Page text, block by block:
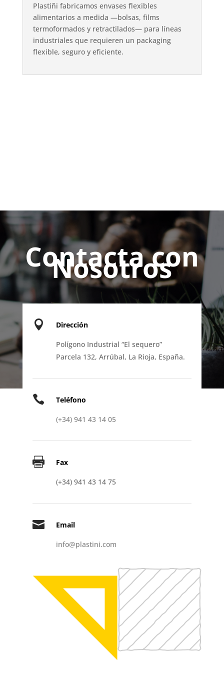
Plastiñi fabricamos envases flexibles
alimentarios a medida —bolsas, films
termoformados y retractilados— para líneas
industriales que requieren un packaging
flexible, seguro y eficiente.
Contacta con
Nosotros
 Dirección
Polígono Industrial “El sequero”
Parcela 132, Arrúbal, La Rioja, España.
 Teléfono
(+34) 941 43 14 05
 Fax
(+34) 941 43 14 75
 Email
info@plastini.com